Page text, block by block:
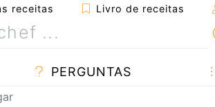
receitas Livro de receitas
PERGUNTAS